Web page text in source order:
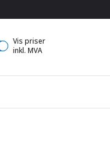
Vis priser
inkl. MVA